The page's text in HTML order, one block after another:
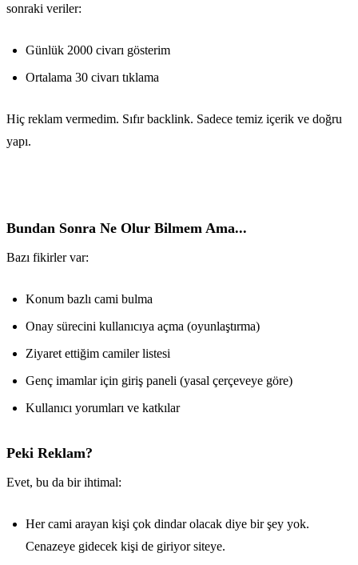
sonraki veriler:
Günlük 2000 civarı gösterim
Ortalama 30 civarı tıklama
Hiç reklam vermedim. Sıfır backlink. Sadece temiz içerik ve doğru
yapı.
Bundan Sonra Ne Olur Bilmem Ama...
Bazı fikirler var:
Konum bazlı cami bulma
Onay sürecini kullanıcıya açma (oyunlaştırma)
Ziyaret ettiğim camiler listesi
Genç imamlar için giriş paneli (yasal çerçeveye göre)
Kullanıcı yorumları ve katkılar
Peki Reklam?
Evet, bu da bir ihtimal:
Her cami arayan kişi çok dindar olacak diye bir şey yok.
Cenazeye gidecek kişi de giriyor siteye.